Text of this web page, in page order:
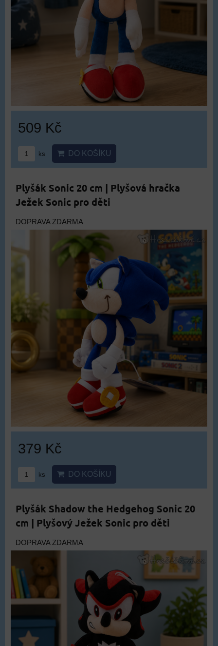
509 Kč
ks DO KOŠÍKU
Plyšák Sonic 20 cm | Plyšová hračka
Ježek Sonic pro děti
DOPRAVA ZDARMA
379 Kč
ks DO KOŠÍKU
Plyšák Shadow the Hedgehog Sonic 20
cm | Plyšový Ježek Sonic pro děti
DOPRAVA ZDARMA